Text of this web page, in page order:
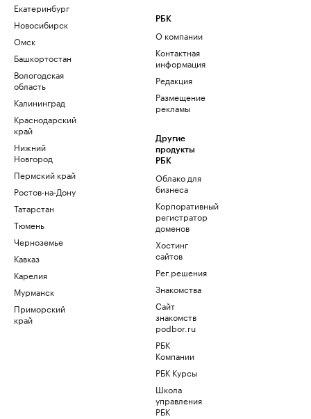
Екатеринбург
Новосибирск
Омск
Башкортостан
Вологодская
область
Калининград
Краснодарский
край
Нижний
Новгород
Пермский край
Ростов-на-Дону
Татарстан
Тюмень
Черноземье
Кавказ
Карелия
Мурманск
Приморский
край
РБК
О компании
Контактная
информация
Редакция
Размещение
рекламы
Другие
продукты
РБК
Облако для
бизнеса
Корпоративный
регистратор
доменов
Хостинг
сайтов
Рег.решения
Знакомства
Сайт
знакомств
podbor.ru
РБК
Компании
РБК Курсы
Школа
управления
РБК